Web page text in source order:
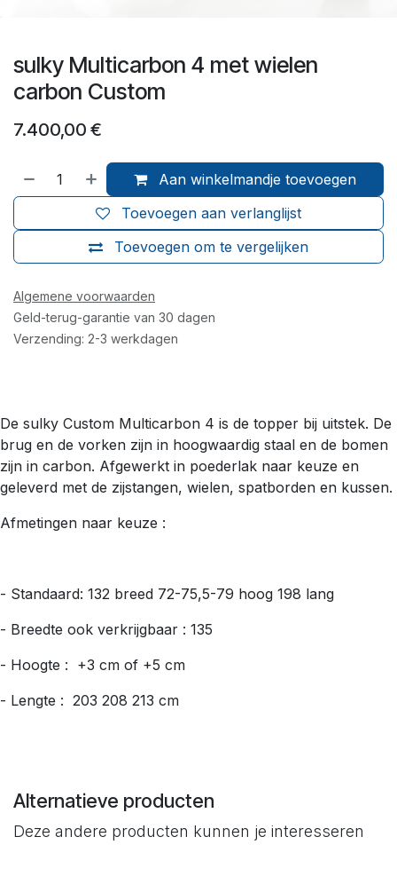
sulky Multicarbon 4 met wielen
carbon Custom
7.400,00 €
Aan winkelmandje toevoegen
Toevoegen om te vergelijken
Toevoegen aan verlanglijst
Algemene voorwaarden
Geld-terug-garantie van 30 dagen
Verzending: 2-3 werkdagen
De sulky Custom Multicarbon 4 is de topper bij uitstek. De
brug en de vorken zijn in hoogwaardig staal en de bomen
zijn in carbon. Afgewerkt in poederlak naar keuze en
geleverd met de zijstangen, wielen, spatborden en kussen.
Afmetingen naar keuze :
- Standaard: 132 breed 72-75,5-79 hoog 198 lang
- Breedte ook verkrijgbaar : 135
- Hoogte : +3 cm of +5 cm
- Lengte : 203 208 213 cm
Alternatieve producten
Deze andere producten kunnen je interesseren